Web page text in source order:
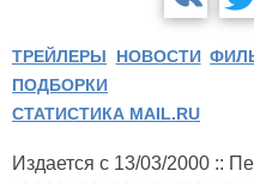
ТРЕЙЛЕРЫ НОВОСТИ
ПОДБОРКИ
СТАТИСТИКА MAIL.RU
Издается с 13/03/2000 ::